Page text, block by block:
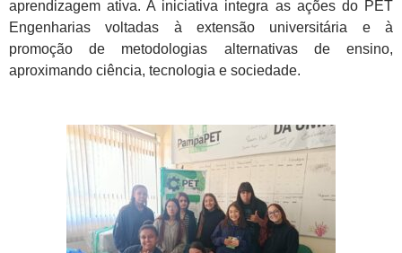
aprendizagem ativa. A iniciativa integra as ações do PET
Engenharias voltadas à extensão universitária e à
promoção de metodologias alternativas de ensino,
aproximando ciência, tecnologia e sociedade.